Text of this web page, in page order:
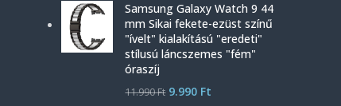
Samsung Galaxy Watch 9 44
mm Sikai fekete-ezüst színű
"ívelt" kialakítású "eredeti"
stílusú láncszemes "fém"
óraszíj
11.990Ft 9.990 Ft